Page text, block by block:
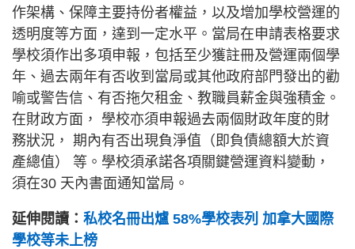
作架構、保障主要持份者權益，以及增加學校營運的
透明度等方面，達到一定水平。當局在申請表格要求
學校須作出多項申報，包括至少獲註冊及營運兩個學
年、過去兩年有否收到當局或其他政府部門發出的勸
喻或警告信、有否拖欠租金、教職員薪金與強積金。
在財政方面， 學校亦須申報過去兩個財政年度的財
務狀況， 期內有否出現負淨值（即負債總額大於資
產總值） 等。學校須承諾各項關鍵營運資料變動，
須在30 天內書面通知當局。
延伸閱讀： 私校名冊出爐 58%學校表列 加拿大國際
學校等未上榜